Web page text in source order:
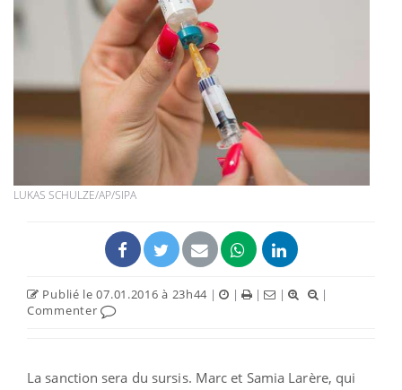
LUKAS SCHULZE/AP/SIPA
Publié le 07.01.2016 à 23h44 | | | |
|
Commenter
La sanction sera du sursis. Marc et Samia Larère, qui